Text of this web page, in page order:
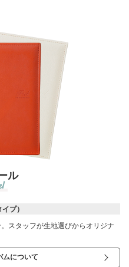
ル
プ）
スタッフが生地選びからオリジナ
ムについて